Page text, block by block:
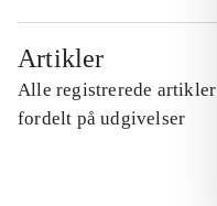
Artikler
Alle registrerede artikler
fordelt på udgivelser